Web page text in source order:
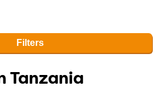
Filters
Tanzania